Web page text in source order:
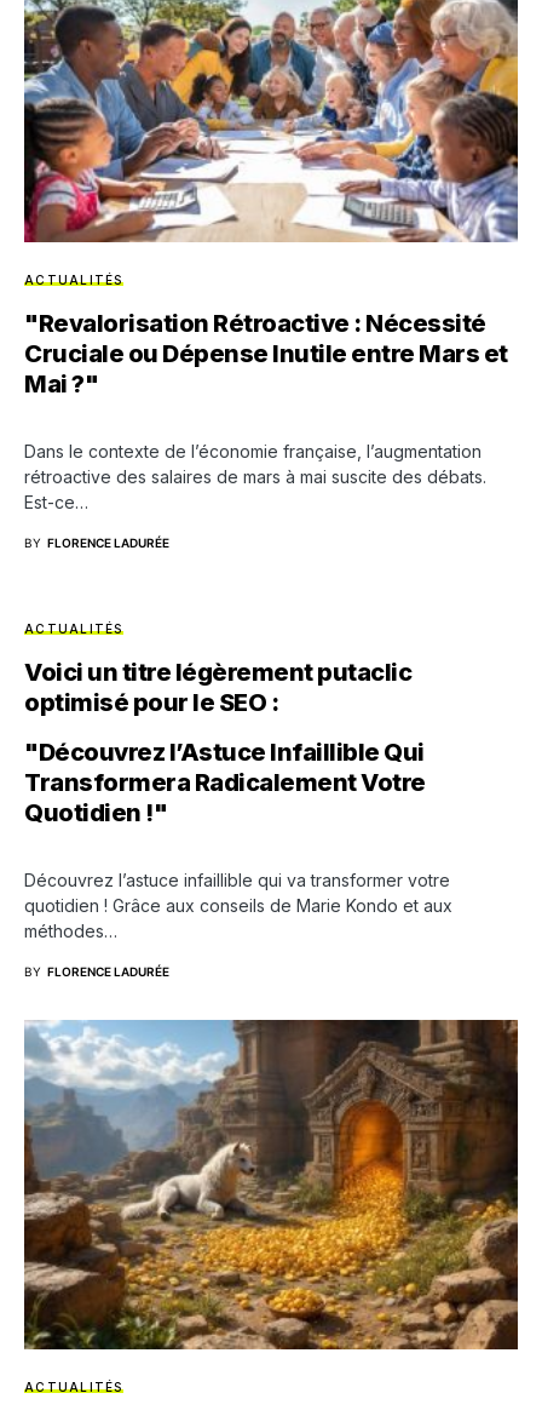
ACTUALITÉS
"Revalorisation Rétroactive : Nécessité
Cruciale ou Dépense Inutile entre Mars et
Mai ?"
Dans le contexte de l’économie française, l’augmentation
rétroactive des salaires de mars à mai suscite des débats.
Est-ce…
BY FLORENCE LADURÉE
ACTUALITÉS
Voici un titre légèrement putaclic
optimisé pour le SEO :
"Découvrez l’Astuce Infaillible Qui
Transformera Radicalement Votre
Quotidien !"
Découvrez l’astuce infaillible qui va transformer votre
quotidien ! Grâce aux conseils de Marie Kondo et aux
méthodes…
BY FLORENCE LADURÉE
ACTUALITÉS